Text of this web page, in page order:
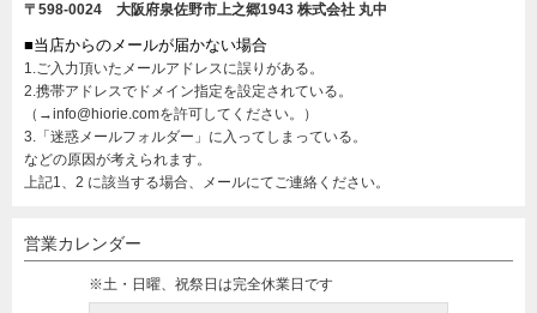
〒598-0024 大阪府泉佐野市上之郷1943 株式会社 丸中
■当店からのメールが届かない場合
1.ご入力頂いたメールアドレスに誤りがある。
2.携帯アドレスでドメイン指定を設定されている。
（→info@hiorie.comを許可してください。）
3.「迷惑メールフォルダー」に入ってしまっている。
などの原因が考えられます。
上記1、2 に該当する場合、メールにてご連絡ください。
営業カレンダー
※土・日曜、祝祭日は完全休業日です